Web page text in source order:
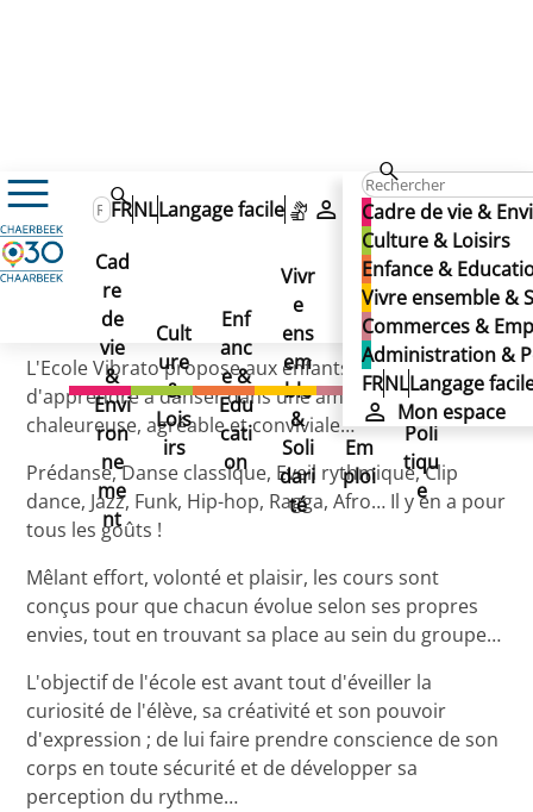
Cadre de vie &
Culture & Loisirs
Enfance &
Vivre ensemble &
Commerces &
Administration &
FRNLLangage
Mon espace
FRNLLangage facile
Mon espace
Cad
re
de
vie
&
Envi
ron
ne
me
nt
Cult
ure
&
Lois
irs
Enf
anc
e &
Edu
cati
on
Vivr
e
ens
em
ble
&
Soli
dari
té
Co
mm
erc
es
&
Em
ploi
Ad
min
istr
atio
n &
Poli
tiqu
e
Vibrato
Vibrato
Vibrato
Publié le 29/11/2024
L'Ecole Vibrato propose aux enfants et adolescents
d'apprendre à danser dans une ambiance
chaleureuse, agréable et conviviale…
Prédanse, Danse classique, Eveil rythmique, Clip
dance, Jazz, Funk, Hip-hop, Ragga, Afro… Il y en a pour
tous les goûts !
Mêlant effort, volonté et plaisir, les cours sont
conçus pour que chacun évolue selon ses propres
envies, tout en trouvant sa place au sein du groupe…
L'objectif de l'école est avant tout d'éveiller la
curiosité de l'élève, sa créativité et son pouvoir
d'expression ; de lui faire prendre conscience de son
corps en toute sécurité et de développer sa
perception du rythme…